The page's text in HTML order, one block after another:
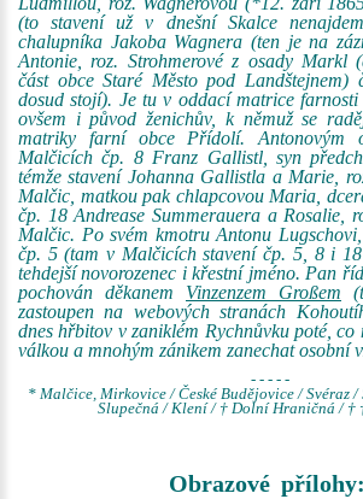
(to stavení už v dnešní Skalce
chalupníka Jakoba Wagnera (ten je na
Antonie, roz. Strohmerové z osady Markl
část obce Staré Město pod
dosud stojí). Je tu v oddací matrice farnosti
ovšem i původ ženichův, k němuž se
matriky farní obce Přídolí. Antonovým
Malčicích čp. 8 Franz Gallistl, syn
témže stavení Johanna Gallistla a Marie,
Malčic, matkou pak chlapcovou Maria,
čp. 18 Andrease Summerauera a Rosalie,
Malčic. Po svém kmotru Antonu
čp. 5 (tam v Malčicích stavení čp. 5, 8 i
tehdejší novorozenec i křestní jméno. Pan
pochován děkanem Vinzenzem Großem
zastoupen na webových stranách
dnes hřbitov v zaniklém Rychnůvku poté,
válkou a mnohým zánikem zanechat osobní
- - - - -
* Malčice, Mirkovice / České Budějovice / Svéraz
Slupečná / Klení / † Dolní Hraničná / †
Obrazové přílohy: